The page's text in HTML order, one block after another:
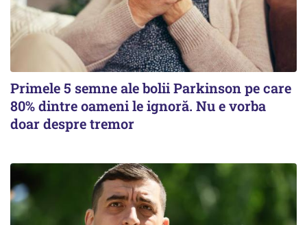
Primele 5 semne ale bolii Parkinson pe care
80% dintre oameni le ignoră. Nu e vorba
doar despre tremor